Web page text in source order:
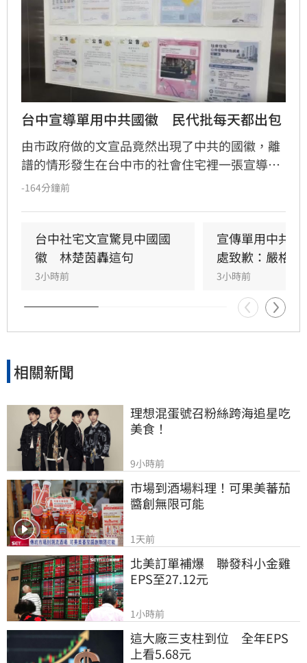
台中宣導單用中共國徽　民代批每天都出包
由市政府做的文宣品竟然出現了中共的國徽，離
譜的情形發生在台中市的社會住宅裡一張宣導認
識消保法的廣告單，「中央」的地方卻是使用對
下，至於製作這張廣告的住宅處則致歉，內部審
核機制出現疏漏，未來將再嚴格把關。
-164分鐘前
台中社宅文宣驚見中國國
徽　林楚茵轟這句
3小時前
宣傳單用中共
處致歉：嚴格把
3小時前
相關新聞
理想混蛋號召粉絲跨海追星吃
美食！
9小時前
市場到酒場料理！可果美蕃茄
醬創無限可能
1天前
北美訂單補爆　聯發科小金雞
EPS至27.12元
1小時前
這大廠三支柱到位　全年EPS
上看5.68元